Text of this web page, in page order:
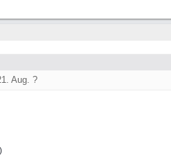
Aug. ?